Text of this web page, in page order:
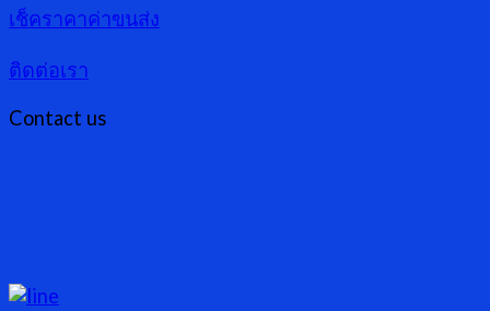
เช็คราคาค่าขนส่ง
ติดต่อเรา
Contact us